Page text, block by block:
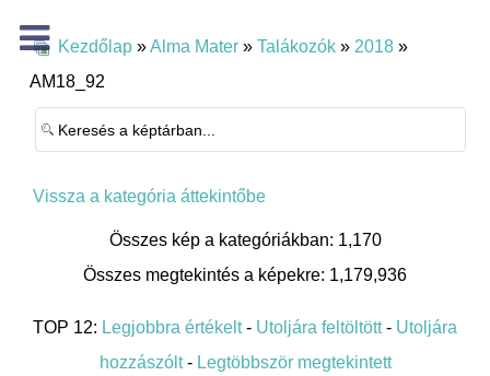
Kezdőlap »Alma Mater » Talákozók » 2018 »
AM18_92
Vissza a kategória áttekintőbe
Összes kép a kategóriákban: 1,170
Összes megtekintés a képekre: 1,179,936
TOP 12: Legjobbra értékelt- Utoljára feltöltött- Utoljára
hozzászólt- Legtöbbször megtekintett